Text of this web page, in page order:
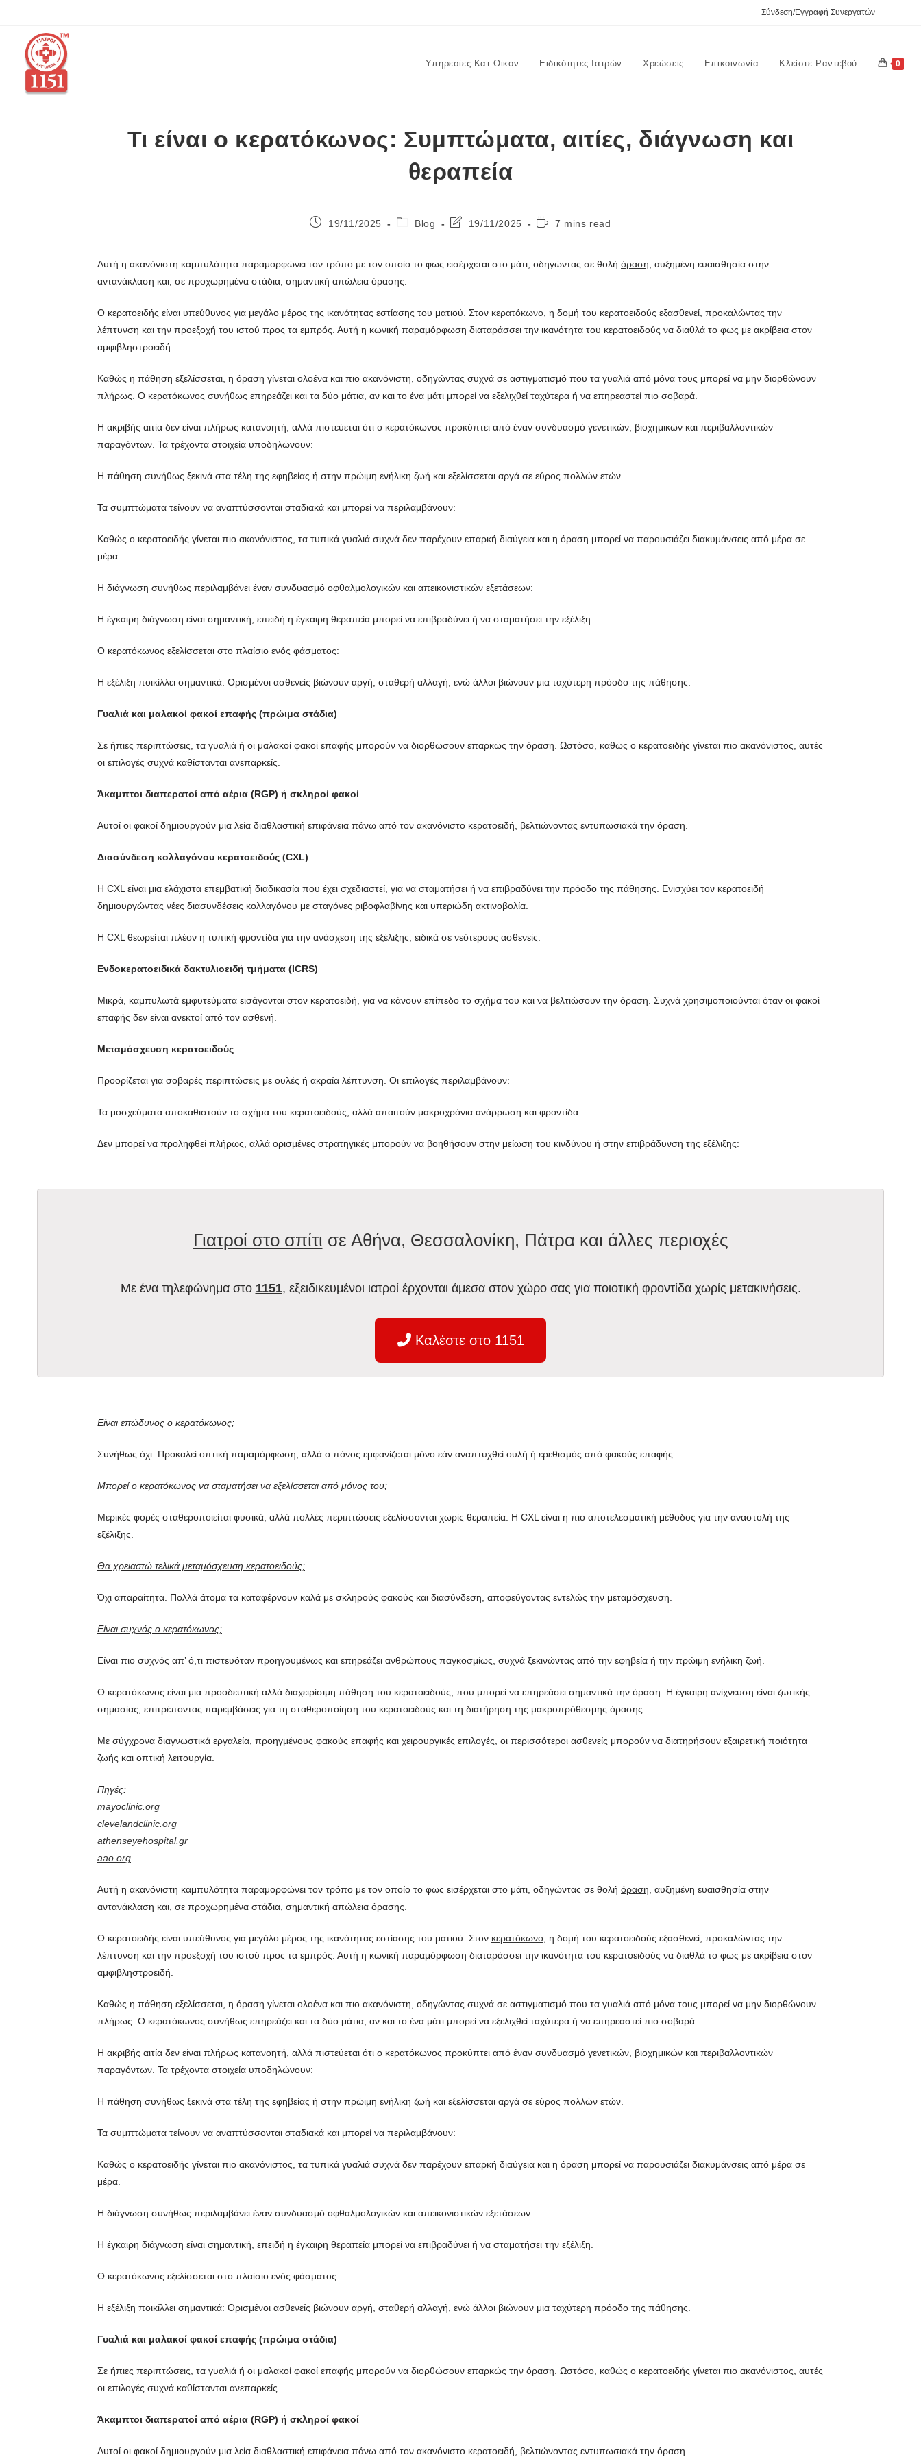
Σύνδεση/Εγγραφή Συνεργατών
Υπηρεσίες Κατ Οίκον Ειδικότητες Ιατρών Χρεώσεις Επικοινωνία Κλείστε Ραντεβού 0
Τι είναι ο κερατόκωνος: Συμπτώματα, αιτίες, διάγνωση και
θεραπεία
19/11/2025 Blog 19/11/2025 7 mins read
Αυτή η ακανόνιστη καμπυλότητα παραμορφώνει τον τρόπο με τον οποίο το φως εισέρχεται στο μάτι, οδηγώντας σε θολή όραση , αυξημένη ευαισθησία στην
αντανάκλαση και, σε προχωρημένα στάδια, σημαντική απώλεια όρασης.
Ο κερατοειδής είναι υπεύθυνος για μεγάλο μέρος της ικανότητας εστίασης του ματιού. Στον κερατόκωνο , η δομή του κερατοειδούς εξασθενεί, προκαλώντας την
λέπτυνση και την προεξοχή του ιστού προς τα εμπρός. Αυτή η κωνική παραμόρφωση διαταράσσει την ικανότητα του κερατοειδούς να διαθλά το φως με ακρίβεια στον
αμφιβληστροειδή.
Καθώς η πάθηση εξελίσσεται, η όραση γίνεται ολοένα και πιο ακανόνιστη, οδηγώντας συχνά σε αστιγματισμό που τα γυαλιά από μόνα τους μπορεί να μην διορθώνουν
πλήρως. Ο κερατόκωνος συνήθως επηρεάζει και τα δύο μάτια, αν και το ένα μάτι μπορεί να εξελιχθεί ταχύτερα ή να επηρεαστεί πιο σοβαρά.
Η ακριβής αιτία δεν είναι πλήρως κατανοητή, αλλά πιστεύεται ότι ο κερατόκωνος προκύπτει από έναν συνδυασμό γενετικών, βιοχημικών και περιβαλλοντικών
παραγόντων. Τα τρέχοντα στοιχεία υποδηλώνουν:
Η πάθηση συνήθως ξεκινά στα τέλη της εφηβείας ή στην πρώιμη ενήλικη ζωή και εξελίσσεται αργά σε εύρος πολλών ετών.
Τα συμπτώματα τείνουν να αναπτύσσονται σταδιακά και μπορεί να περιλαμβάνουν:
Καθώς ο κερατοειδής γίνεται πιο ακανόνιστος, τα τυπικά γυαλιά συχνά δεν παρέχουν επαρκή διαύγεια και η όραση μπορεί να παρουσιάζει διακυμάνσεις από μέρα σε
μέρα.
Η διάγνωση συνήθως περιλαμβάνει έναν συνδυασμό οφθαλμολογικών και απεικονιστικών εξετάσεων:
Η έγκαιρη διάγνωση είναι σημαντική, επειδή η έγκαιρη θεραπεία μπορεί να επιβραδύνει ή να σταματήσει την εξέλιξη.
Ο κερατόκωνος εξελίσσεται στο πλαίσιο ενός φάσματος:
Η εξέλιξη ποικίλλει σημαντικά: Ορισμένοι ασθενείς βιώνουν αργή, σταθερή αλλαγή, ενώ άλλοι βιώνουν μια ταχύτερη πρόοδο της πάθησης.
Γυαλιά και μαλακοί φακοί επαφής (πρώιμα στάδια)
Σε ήπιες περιπτώσεις, τα γυαλιά ή οι μαλακοί φακοί επαφής μπορούν να διορθώσουν επαρκώς την όραση. Ωστόσο, καθώς ο κερατοειδής γίνεται πιο ακανόνιστος, αυτές
οι επιλογές συχνά καθίστανται ανεπαρκείς.
Άκαμπτοι διαπερατοί από αέρια (RGP) ή σκληροί φακοί
Αυτοί οι φακοί δημιουργούν μια λεία διαθλαστική επιφάνεια πάνω από τον ακανόνιστο κερατοειδή, βελτιώνοντας εντυπωσιακά την όραση.
Διασύνδεση κολλαγόνου κερατοειδούς (CXL)
Η CXL είναι μια ελάχιστα επεμβατική διαδικασία που έχει σχεδιαστεί, για να σταματήσει ή να επιβραδύνει την πρόοδο της πάθησης. Ενισχύει τον κερατοειδή
δημιουργώντας νέες διασυνδέσεις κολλαγόνου με σταγόνες ριβοφλαβίνης και υπεριώδη ακτινοβολία.
Η CXL θεωρείται πλέον η τυπική φροντίδα για την ανάσχεση της εξέλιξης, ειδικά σε νεότερους ασθενείς.
Ενδοκερατοειδικά δακτυλιοειδή τμήματα (ICRS)
Μικρά, καμπυλωτά εμφυτεύματα εισάγονται στον κερατοειδή, για να κάνουν επίπεδο το σχήμα του και να βελτιώσουν την όραση. Συχνά χρησιμοποιούνται όταν οι φακοί
επαφής δεν είναι ανεκτοί από τον ασθενή.
Μεταμόσχευση κερατοειδούς
Προορίζεται για σοβαρές περιπτώσεις με ουλές ή ακραία λέπτυνση. Οι επιλογές περιλαμβάνουν:
Τα μοσχεύματα αποκαθιστούν το σχήμα του κερατοειδούς, αλλά απαιτούν μακροχρόνια ανάρρωση και φροντίδα.
Δεν μπορεί να προληφθεί πλήρως, αλλά ορισμένες στρατηγικές μπορούν να βοηθήσουν στην μείωση του κινδύνου ή στην επιβράδυνση της εξέλιξης:
Γιατροί στο σπίτι σε Αθήνα, Θεσσαλονίκη, Πάτρα και άλλες περιοχές
Με ένα τηλεφώνημα στο 1151, εξειδικευμένοι ιατροί έρχονται άμεσα στον χώρο σας για ποιοτική φροντίδα χωρίς μετακινήσεις.
Καλέστε στο 1151
Είναι επώδυνος ο κερατόκωνος;
Συνήθως όχι. Προκαλεί οπτική παραμόρφωση, αλλά ο πόνος εμφανίζεται μόνο εάν αναπτυχθεί ουλή ή ερεθισμός από φακούς επαφής.
Μπορεί ο κερατόκωνος να σταματήσει να εξελίσσεται από μόνος του;
Μερικές φορές σταθεροποιείται φυσικά, αλλά πολλές περιπτώσεις εξελίσσονται χωρίς θεραπεία. Η CXL είναι η πιο αποτελεσματική μέθοδος για την αναστολή της
εξέλιξης.
Θα χρειαστώ τελικά μεταμόσχευση κερατοειδούς;
Όχι απαραίτητα. Πολλά άτομα τα καταφέρνουν καλά με σκληρούς φακούς και διασύνδεση, αποφεύγοντας εντελώς την μεταμόσχευση.
Είναι συχνός ο κερατόκωνος;
Είναι πιο συχνός απ’ ό,τι πιστευόταν προηγουμένως και επηρεάζει ανθρώπους παγκοσμίως, συχνά ξεκινώντας από την εφηβεία ή την πρώιμη ενήλικη ζωή.
Ο κερατόκωνος είναι μια προοδευτική αλλά διαχειρίσιμη πάθηση του κερατοειδούς, που μπορεί να επηρεάσει σημαντικά την όραση. Η έγκαιρη ανίχνευση είναι ζωτικής
σημασίας, επιτρέποντας παρεμβάσεις για τη σταθεροποίηση του κερατοειδούς και τη διατήρηση της μακροπρόθεσμης όρασης.
Με σύγχρονα διαγνωστικά εργαλεία, προηγμένους φακούς επαφής και χειρουργικές επιλογές, οι περισσότεροι ασθενείς μπορούν να διατηρήσουν εξαιρετική ποιότητα
ζωής και οπτική λειτουργία.
Πηγές:
mayoclinic.org
clevelandclinic.org
athenseyehospital.gr
aao.org
Αυτή η ακανόνιστη καμπυλότητα παραμορφώνει τον τρόπο με τον οποίο το φως εισέρχεται στο μάτι, οδηγώντας σε θολή όραση, αυξημένη ευαισθησία στην
αντανάκλαση και, σε προχωρημένα στάδια, σημαντική απώλεια όρασης.
Ο κερατοειδής είναι υπεύθυνος για μεγάλο μέρος της ικανότητας εστίασης του ματιού. Στον κερατόκωνο, η δομή του κερατοειδούς εξασθενεί, προκαλώντας την
λέπτυνση και την προεξοχή του ιστού προς τα εμπρός. Αυτή η κωνική παραμόρφωση διαταράσσει την ικανότητα του κερατοειδούς να διαθλά το φως με ακρίβεια στον
αμφιβληστροειδή.
Καθώς η πάθηση εξελίσσεται, η όραση γίνεται ολοένα και πιο ακανόνιστη, οδηγώντας συχνά σε αστιγματισμό που τα γυαλιά από μόνα τους μπορεί να μην διορθώνουν
πλήρως. Ο κερατόκωνος συνήθως επηρεάζει και τα δύο μάτια, αν και το ένα μάτι μπορεί να εξελιχθεί ταχύτερα ή να επηρεαστεί πιο σοβαρά.
Η ακριβής αιτία δεν είναι πλήρως κατανοητή, αλλά πιστεύεται ότι ο κερατόκωνος προκύπτει από έναν συνδυασμό γενετικών, βιοχημικών και περιβαλλοντικών
παραγόντων. Τα τρέχοντα στοιχεία υποδηλώνουν:
Η πάθηση συνήθως ξεκινά στα τέλη της εφηβείας ή στην πρώιμη ενήλικη ζωή και εξελίσσεται αργά σε εύρος πολλών ετών.
Τα συμπτώματα τείνουν να αναπτύσσονται σταδιακά και μπορεί να περιλαμβάνουν:
Καθώς ο κερατοειδής γίνεται πιο ακανόνιστος, τα τυπικά γυαλιά συχνά δεν παρέχουν επαρκή διαύγεια και η όραση μπορεί να παρουσιάζει διακυμάνσεις από μέρα σε
μέρα.
Η διάγνωση συνήθως περιλαμβάνει έναν συνδυασμό οφθαλμολογικών και απεικονιστικών εξετάσεων:
Η έγκαιρη διάγνωση είναι σημαντική, επειδή η έγκαιρη θεραπεία μπορεί να επιβραδύνει ή να σταματήσει την εξέλιξη.
Ο κερατόκωνος εξελίσσεται στο πλαίσιο ενός φάσματος:
Η εξέλιξη ποικίλλει σημαντικά: Ορισμένοι ασθενείς βιώνουν αργή, σταθερή αλλαγή, ενώ άλλοι βιώνουν μια ταχύτερη πρόοδο της πάθησης.
Γυαλιά και μαλακοί φακοί επαφής (πρώιμα στάδια)
Σε ήπιες περιπτώσεις, τα γυαλιά ή οι μαλακοί φακοί επαφής μπορούν να διορθώσουν επαρκώς την όραση. Ωστόσο, καθώς ο κερατοειδής γίνεται πιο ακανόνιστος, αυτές
οι επιλογές συχνά καθίστανται ανεπαρκείς.
Άκαμπτοι διαπερατοί από αέρια (RGP) ή σκληροί φακοί
Αυτοί οι φακοί δημιουργούν μια λεία διαθλαστική επιφάνεια πάνω από τον ακανόνιστο κερατοειδή, βελτιώνοντας εντυπωσιακά την όραση.